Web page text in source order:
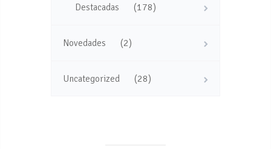
Destacadas (178)
Novedades (2)
Uncategorized (28)